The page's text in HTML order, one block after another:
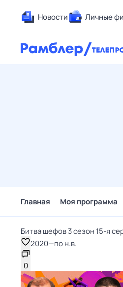
Новости Личные
Главная Моя программа
Битва шефов 3 сезон 15-я
2020—по н.в.
0